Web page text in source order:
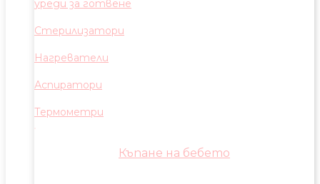
уреди за готвене
Стерилизатори
Нагреватели
Аспиратори
Термометри
Къпане на бебето